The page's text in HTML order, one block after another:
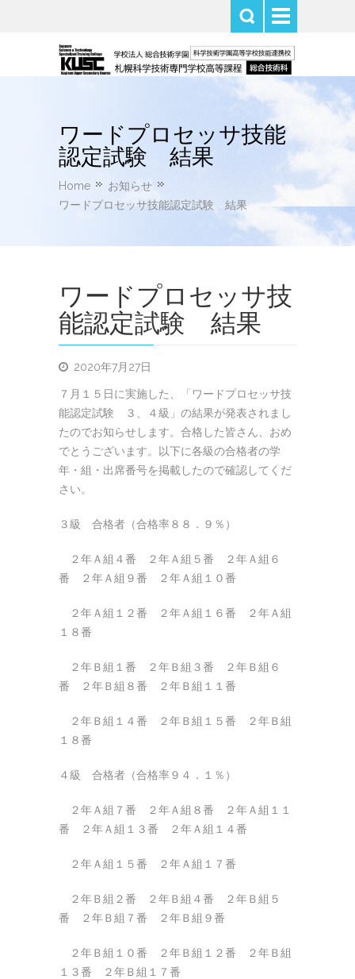
ワードプロセッサ技能
認定試験 結果
Home
お知らせ
ワードプロセッサ技能認定試験 結果
ワードプロセッサ技
能認定試験 結果
2020年7月27日
７月１５日に実施した、「ワードプロセッサ技
能認定試験 ３、４級」の結果が発表されまし
たのでお知らせします。合格した皆さん、おめ
でとうございます。以下に各級の合格者の学
年・組・出席番号を掲載したので確認してくだ
さい。
３級 合格者（合格率８８．９％）
２年Ａ組４番 ２年Ａ組５番 ２年Ａ組６
番 ２年Ａ組９番 ２年Ａ組１０番
２年Ａ組１２番 ２年Ａ組１６番 ２年Ａ組
１８番
２年Ｂ組１番 ２年Ｂ組３番 ２年Ｂ組６
番 ２年Ｂ組８番 ２年Ｂ組１１番
２年Ｂ組１４番 ２年Ｂ組１５番 ２年Ｂ組
１８番
４級 合格者（合格率９４．１％）
２年Ａ組７番 ２年Ａ組８番 ２年Ａ組１１
番 ２年Ａ組１３番 ２年Ａ組１４番
２年Ａ組１５番 ２年Ａ組１７番
２年Ｂ組２番 ２年Ｂ組４番 ２年Ｂ組５
番 ２年Ｂ組７番 ２年Ｂ組９番
２年Ｂ組１０番 ２年Ｂ組１２番 ２年Ｂ組
１３番 ２年Ｂ組１７番